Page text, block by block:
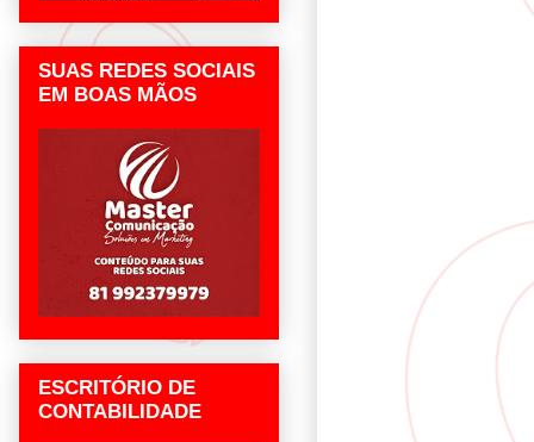
SUAS REDES SOCIAIS
EM BOAS MÃOS
ESCRITÓRIO DE
CONTABILIDADE